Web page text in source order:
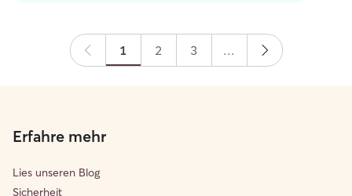
1 2 3 ...
Erfahre mehr
Lies unseren Blog
Sicherheit